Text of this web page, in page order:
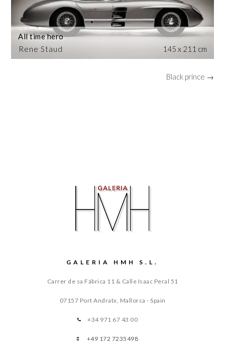
Rene Staud
All time hero
145 x 211 cm
Black prince →
GALERIA HMH S.L.
Carrer de sa Fábrica 11 & Calle Isaac Peral 51
07157 Port Andratx, Mallorca - Spain
+34 971 67 43 00
+49 172 7235498